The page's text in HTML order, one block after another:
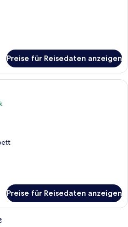
Preise für Reisedaten anzeigen
Ein modernes Schlafzimmer mit
Preise für Reisedaten anzeigen